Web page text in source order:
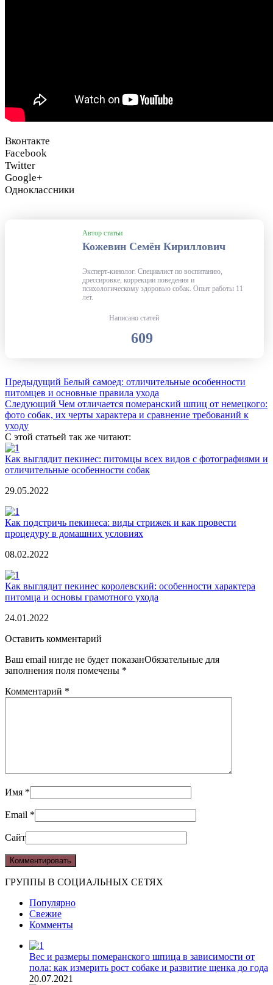
Вконтакте
Facebook
Twitter
Google+
Одноклассники
Автор статьи
Кожевин Семён Кириллович
Эксперт-кинолог. Специалист по воспитанию,
дрессировке, коррекции поведения и
психологическому здоровью собак. Опыт работы 11
лет.
Написано статей
609
Предыдущий Белый самоед: отличительные особенности
питомцев и основные правила ухода
Следующий Чем отличается померанский шпиц от немецкого:
фото собак, их черты характера и сравнение требований к
уходу
С этой статьей так же читают:
Как выглядит пекинес: питомцы всех видов с фотографиями и
отличительные особенности собак
29.05.2022
Как подстричь пекинеса: виды стрижек и как провести
процедуру в домашних условиях
08.02.2022
Как выглядит пекинес королевский: особенности характера
питомца и основы грамотного ухода
24.01.2022
Оставить комментарий
Ваш email нигде не будет показанОбязательные для
заполнения поля помечены *
Комментарий *
Имя *
Email *
Сайт
ГРУППЫ В СОЦИАЛЬНЫХ СЕТЯХ
Популярно
Свежие
Комменты
Вес и размеры померанского шпица в зависимости от
пола: как измерить рост собаке и развитие щенка до года
20.07.2021